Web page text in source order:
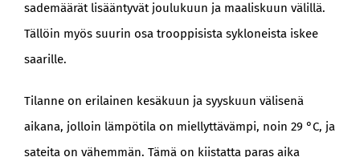
sademäärät lisääntyvät joulukuun ja maaliskuun välillä.
Tällöin myös suurin osa trooppisista sykloneista iskee
saarille.
Tilanne on erilainen kesäkuun ja syyskuun välisenä
aikana, jolloin lämpötila on miellyttävämpi, noin 29 °C, ja
sateita on vähemmän. Tämä on kiistatta paras aika